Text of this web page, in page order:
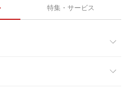
特集・サービス
ョン